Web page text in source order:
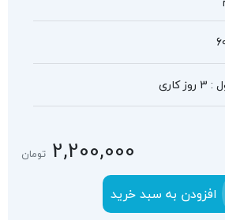
2,200,000 تومان
افزودن به سبد خرید